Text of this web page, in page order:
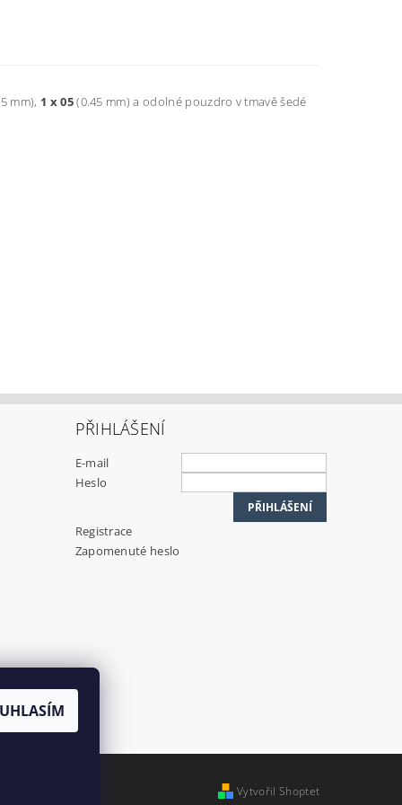
mm), 1 x 05(0.45 mm) a odolné pouzdro v tmavě šedé
PŘIHLÁŠENÍ
E-mail
Heslo
Registrace
Zapomenuté heslo
Vytvořil Shoptet